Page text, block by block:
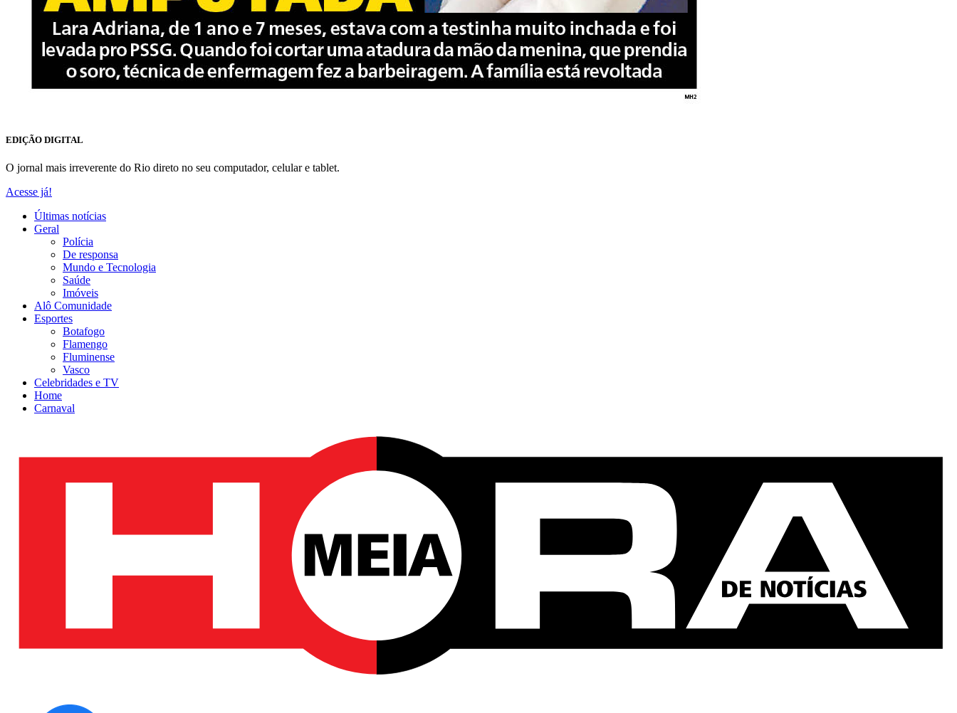
EDIÇÃO DIGITAL
O jornal mais irreverente do Rio direto no seu computador, celular e tablet.
Acesse já!
Últimas notícias
Geral
Polícia
De responsa
Mundo e Tecnologia
Saúde
Imóveis
Alô Comunidade
Esportes
Botafogo
Flamengo
Fluminense
Vasco
Celebridades e TV
Home
Carnaval